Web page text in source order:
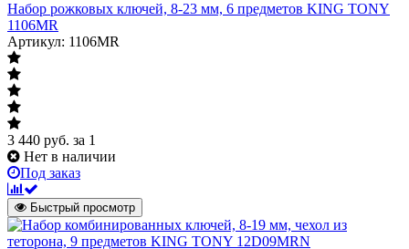
Набор рожковых ключей, 8-23 мм, 6 предметов KING TONY
1106MR
Артикул: 1106MR
3 440 руб. за 1
Нет в наличии
Под заказ
Быстрый просмотр